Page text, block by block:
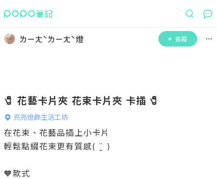
ㄌㄧㄤˋㄌㄧㄤˋ燈 追蹤
🧷 花藝卡片夾 花束卡片夾 卡插 🧷
亮亮燈飾生活工坊
在花束、花藝品插上小卡片
輕鬆點綴花束更有質感( ¨̮ )
🧡款式